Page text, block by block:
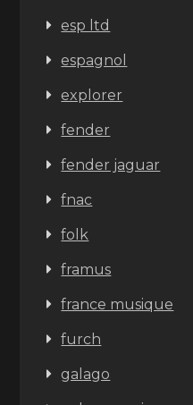
esp ltd
espagnol
explorer
fender
fender jaguar
fnac
folk
framus
france musique
furch
galago